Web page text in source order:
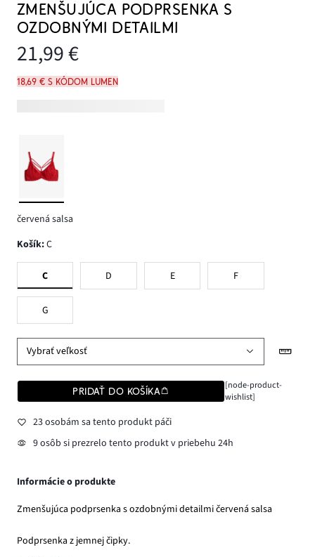
ZMENŠUJÚCA PODPRSENKA S
OZDOBNÝMI DETAILMI
21,99 €
18,69 € s kódom LUMEN
červená salsa
Košík:C
C D E F
G
Vybrať veľkosť
PRIDAŤ DO KOŠÍKA
[node-product-
wishlist]
23 osobám sa tento produkt páči
9 osôb si prezrelo tento produkt v priebehu 24h
Informácie o produkte
Zmenšujúca podprsenka s ozdobnými detailmi červená salsa
Podprsenka z jemnej čipky.